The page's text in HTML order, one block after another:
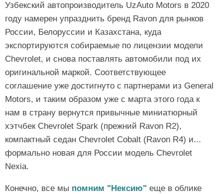
Узбекский автопроизводитель UzAuto Motors в 2020
году намерен упразднить бренд Ravon для рынков
России, Белоруссии и Казахстана, куда
экспортируются собираемые по лицензии модели
Chevrolet, и снова поставлять автомобили под их
оригинальной маркой. Соответствующее
соглашение уже достигнуто с партнерами из General
Motors, и таким образом уже с марта этого года к
нам в страну вернутся привычные миниатюрный
хэтчбек Chevrolet Spark (прежний Ravon R2),
компактный седан Chevrolet Cobalt (Ravon R4) и...
формально новая для России модель Chevrolet
Nexia.
Конечно, все мы помним "Нексию" еще в облике